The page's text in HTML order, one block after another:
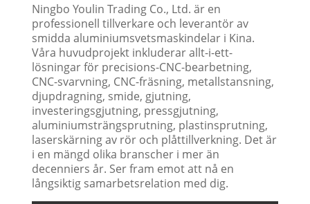
Ningbo Youlin Trading Co., Ltd. är en
professionell tillverkare och leverantör av
smidda aluminiumsvetsmaskindelar i Kina.
Våra huvudprojekt inkluderar allt-i-ett-
lösningar för precisions-CNC-bearbetning,
CNC-svarvning, CNC-fräsning, metallstansning,
djupdragning, smide, gjutning,
investeringsgjutning, pressgjutning,
aluminiumsträngsprutning, plastinsprutning,
laserskärning av rör och plåttillverkning. Det är
i en mängd olika branscher i mer än
decenniers år. Ser fram emot att nå en
långsiktig samarbetsrelation med dig.